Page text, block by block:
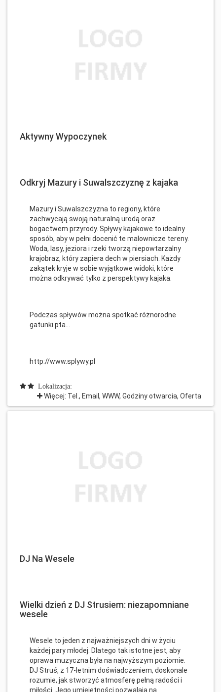
Aktywny Wypoczynek
Odkryj Mazury i Suwalszczyznę z kajaka
Mazury i Suwalszczyzna to regiony, które
zachwycają swoją naturalną urodą oraz
bogactwem przyrody. Spływy kajakowe to idealny
sposób, aby w pełni docenić te malownicze tereny.
Woda, lasy, jeziora i rzeki tworzą niepowtarzalny
krajobraz, który zapiera dech w piersiach. Każdy
zakątek kryje w sobie wyjątkowe widoki, które
można odkrywać tylko z perspektywy kajaka.
Podczas spływów można spotkać różnorodne
gatunki pta...
http://www.splywy.pl
Lokalizacja:
Więcej: Tel., Email, WWW, Godziny otwarcia, Oferta
DJ Na Wesele
Wielki dzień z DJ Strusiem: niezapomniane
wesele
Wesele to jeden z najważniejszych dni w życiu
każdej pary młodej. Dlatego tak istotne jest, aby
oprawa muzyczna była na najwyższym poziomie.
DJ Struś, z 17-letnim doświadczeniem, doskonale
rozumie, jak stworzyć atmosferę pełną radości i
miłości. Jego umiejętności pozwalają na